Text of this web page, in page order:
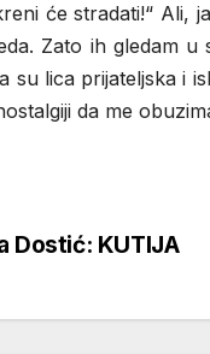
će stradati!“ Ali,
Zato ih gledam u
su lica prijateljska i
da me
Dostić: KUTIJA